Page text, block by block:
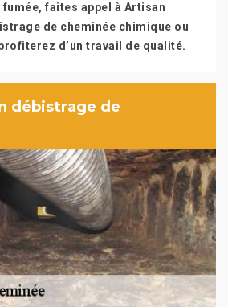
fumée, faites appel à Artisan
de cheminée chimique ou
d’un travail de qualité.
débistrage de